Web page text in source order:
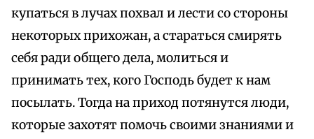
купаться в лучах похвал и лести со стороны
некоторых прихожан, а стараться смирять
себя ради общего дела, молиться и
принимать тех, кого Господь будет к нам
посылать. Тогда на приход потянутся люди,
которые захотят помочь своими знаниями и